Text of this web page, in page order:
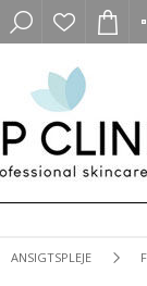
ANSIGTSPLEJE